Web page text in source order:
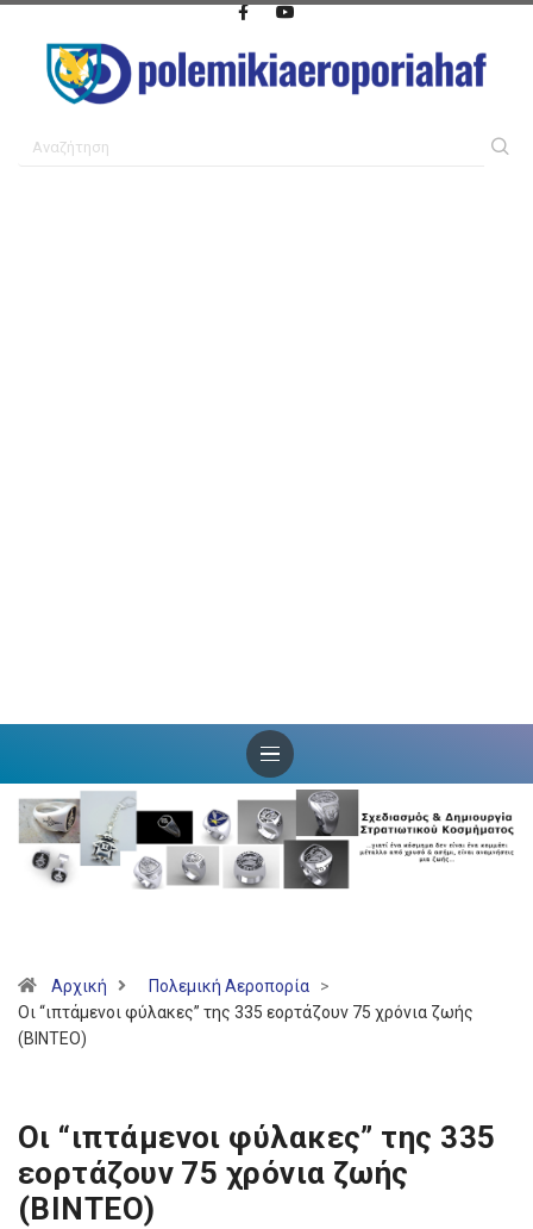
Αρχική Πολεμική Αεροπορία
>
Οι “ιπτάμενοι φύλακες” της 335 εορτάζουν 75 χρόνια ζωής
(ΒΙΝΤΕΟ)
Οι “ιπτάμενοι φύλακες” της 335
εορτάζουν 75 χρόνια ζωής
(ΒΙΝΤΕΟ)